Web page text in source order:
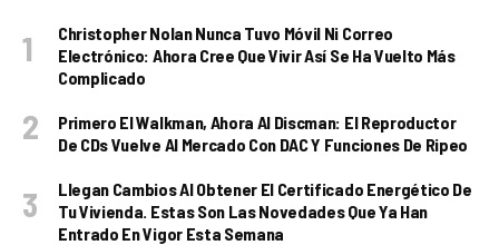
Christopher Nolan Nunca Tuvo Móvil Ni Correo
Electrónico: Ahora Cree Que Vivir Así Se Ha Vuelto Más
Complicado
Primero El Walkman, Ahora Al Discman: El Reproductor
De CDs Vuelve Al Mercado Con DAC Y Funciones De Ripeo
Llegan Cambios Al Obtener El Certificado Energético De
Tu Vivienda. Estas Son Las Novedades Que Ya Han
Entrado En Vigor Esta Semana